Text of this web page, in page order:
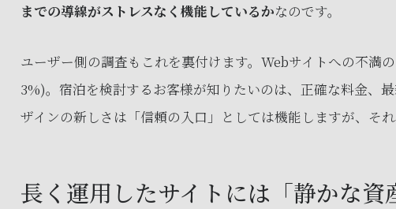
までの導線がストレスなく機能しているかなのです。
ユーザー側の調査もこれを裏付けます。Webサイトへの不満
3%)。宿泊を検討するお客様が知りたいのは、正確な料金、
ザインの新しさは「信頼の入口」としては機能しますが、そ
長く運用したサイトには「静かな資